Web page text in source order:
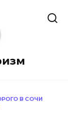
В СОЧИ